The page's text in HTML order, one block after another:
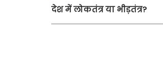
देश में लोकतंत्र या भीड़तंत्र?